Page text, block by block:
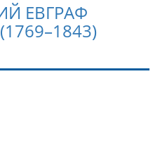
ЕВГРАФ